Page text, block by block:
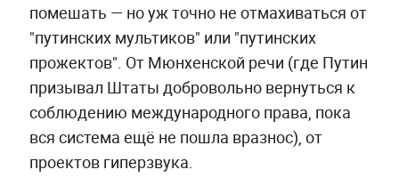
помешать — но уж точно не отмахиваться от
"путинских мультиков" или "путинских
прожектов". От Мюнхенской речи (где Путин
призывал Штаты добровольно вернуться к
соблюдению международного права, пока
вся система ещё не пошла вразнос), от
проектов гиперзвука.